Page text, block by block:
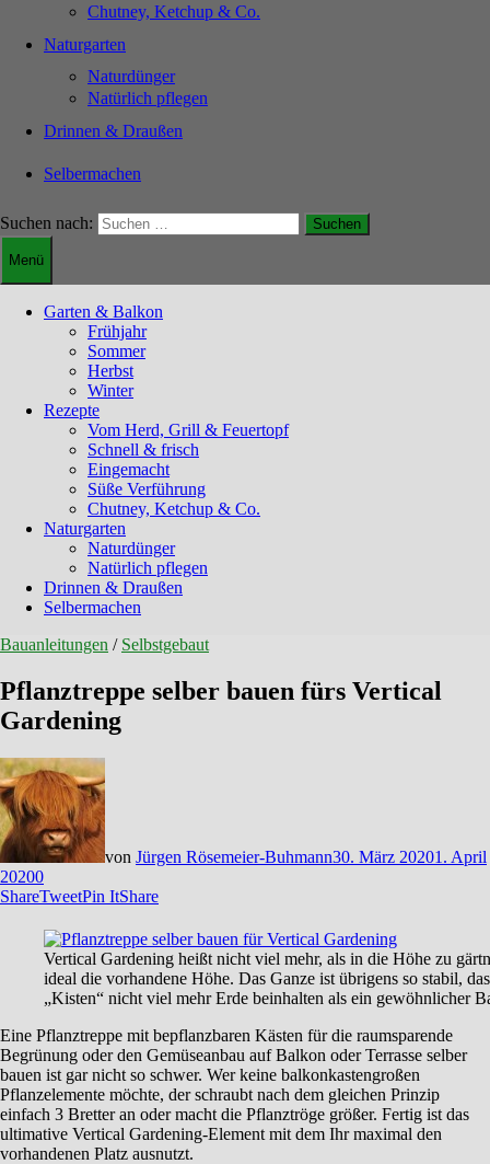
Chutney, Ketchup & Co.
Naturgarten
Naturdünger
Natürlich pflegen
Drinnen & Draußen
Selbermachen
Suchen nach:
Menü
Garten & Balkon
Frühjahr
Sommer
Herbst
Winter
Rezepte
Vom Herd, Grill & Feuertopf
Schnell & frisch
Eingemacht
Süße Verführung
Chutney, Ketchup & Co.
Naturgarten
Naturdünger
Natürlich pflegen
Drinnen & Draußen
Selbermachen
Bauanleitungen / Selbstgebaut
Pflanztreppe selber bauen fürs Vertical
Gardening
von Jürgen Rösemeier-Buhmann30. März 20201. April
20200
ShareTweetPin ItShare
Vertical Gardening heißt nicht viel mehr, als in die Höhe zu
ideal die vorhandene Höhe. Das Ganze ist übrigens so stabil,
„Kisten“ nicht viel mehr Erde beinhalten als ein gewöhnlicher
Eine Pflanztreppe mit bepflanzbaren Kästen für die raumsparende
Begrünung oder den Gemüseanbau auf Balkon oder Terrasse selber
bauen ist gar nicht so schwer. Wer keine balkonkastengroßen
Pflanzelemente möchte, der schraubt nach dem gleichen Prinzip
einfach 3 Bretter an oder macht die Pflanztröge größer. Fertig ist das
ultimative Vertical Gardening-Element mit dem Ihr maximal den
vorhandenen Platz ausnutzt.